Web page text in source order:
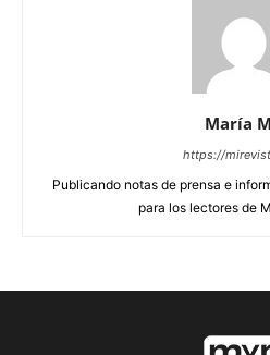
María
https://
Publicando notas de prensa e
para los lectores de